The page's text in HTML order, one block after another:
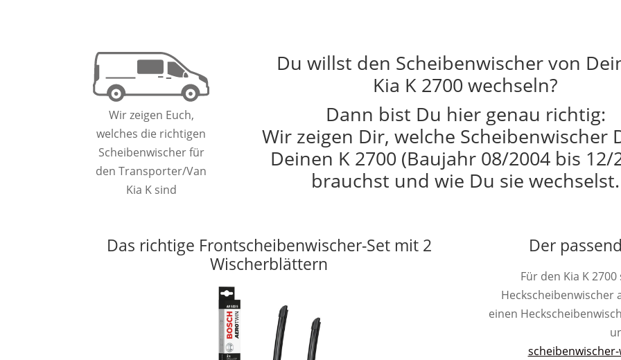
Wir zeigen Euch,
welches die richtigen
Scheibenwischer für
den Transporter/Van
Kia K sind
Du willst den Scheibenwischer von
Kia K 2700 wechseln?
Dann bist Du hier genau richtig:
Wir zeigen Dir, welche Scheibenwischer
Deinen K 2700 (Baujahr 08/2004 bis 12/
brauchst und wie Du sie wechselst.
Das richtige Frontscheibenwischer-Set mit 2
Wischerblättern
Der
Für den Kia K
Heckscheibenwischer
einen